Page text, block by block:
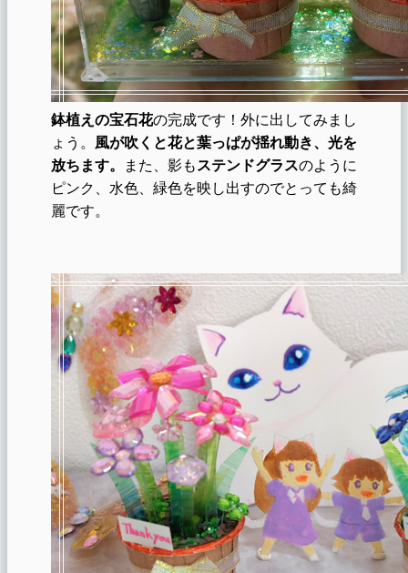
鉢植えの宝石花の完成です！外に出してみまし
ょう。
風が吹くと花と葉っぱが揺れ動き、光を
放ちます。
また、影も ステンドグラスのように
ピンク、水色、緑色を映し出すのでとっても綺
麗です。